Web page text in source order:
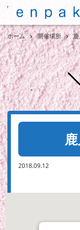
ホーム 開催場所
2018.09.12